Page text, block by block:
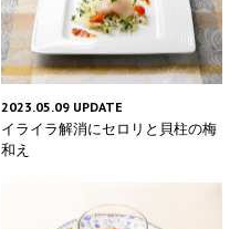
2023.05.09 UPDATE
イライラ解消にセロリと貝柱の梅
和え